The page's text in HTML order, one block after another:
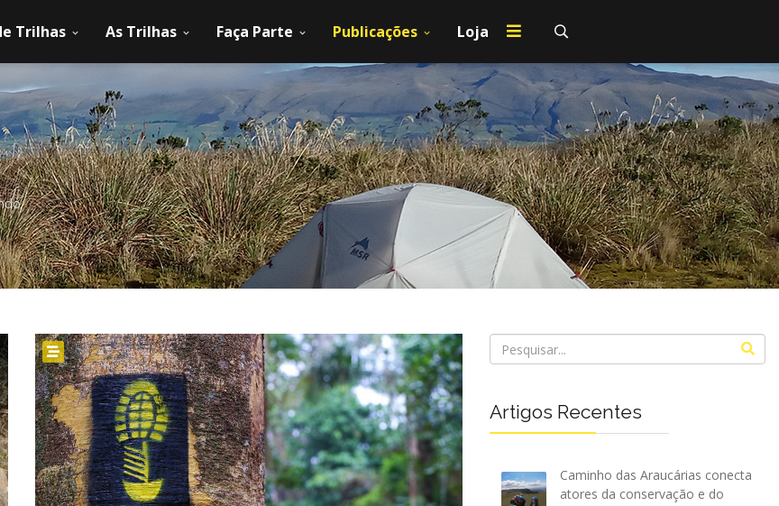
Trilhas As Trilhas Faça Parte Publicações Loja
Artigos Recentes
Caminho das Araucárias conecta
atores da conservação e do